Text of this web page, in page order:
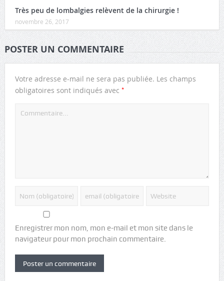
Très peu de lombalgies relèvent de la chirurgie !
novembre 26, 2017
POSTER UN COMMENTAIRE
Votre adresse e-mail ne sera pas publiée. Les champs
obligatoires sont indiqués avec *
Enregistrer mon nom, mon e-mail et mon site dans le
navigateur pour mon prochain commentaire.